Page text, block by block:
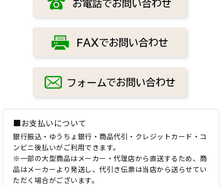
■お支払いについて
銀行振込・ゆうちょ銀行・商品代引・クレジットカード・コ
ンビニ後払いがご利用できます。
※一部の大型商品はメーカー・代理店から直送するため、商
品はメーカーより発送し、代引き伝票は当店から送らせてい
ただく場合がございます。